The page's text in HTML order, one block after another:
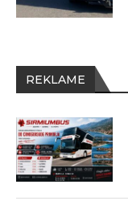
REKLAME